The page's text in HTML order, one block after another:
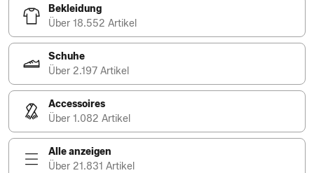
Bekleidung
Über 18.552 Artikel
Schuhe
Über 2.197 Artikel
Accessoires
Über 1.082 Artikel
Alle anzeigen
Über 21.831 Artikel